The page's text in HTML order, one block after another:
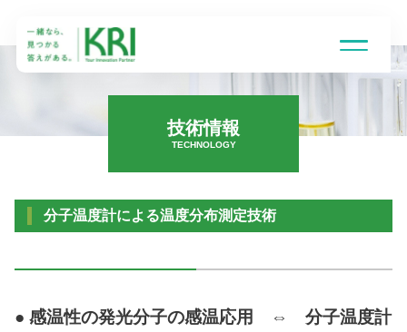
得意技術領域
技術情報
TECHNOLOGY
分子温度計による温度分布測定技術
● 感温性の発光分子の感温応用 ⇔ 分子温度計